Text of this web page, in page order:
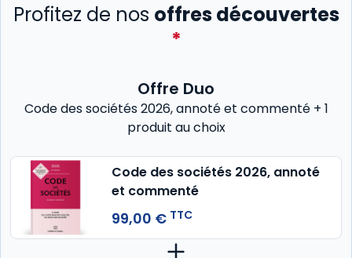
Profitez de nos offres découvertes
*
Offre Duo
Code des sociétés 2026, annoté et commenté + 1
produit au choix
Code des sociétés 2026, annoté
et commenté
99,00 € TTC